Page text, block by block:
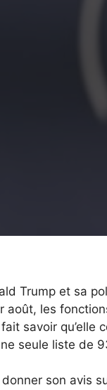
Trump et sa
août, les
savoir qu’elle
seule liste de
son avis